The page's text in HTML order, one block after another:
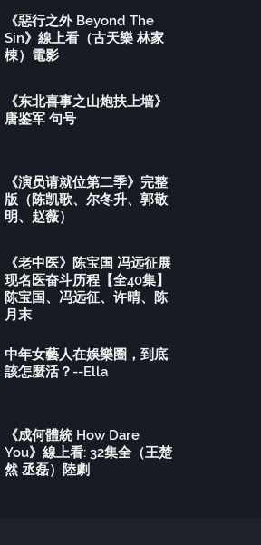
《惡行之外 Beyond The
Sin》線上看（古天樂 林家
棟）電影
《东北喜事之山炮扶上墙》
唐鉴军 句号
《演员请就位第二季》完整
版（陈凯歌、尔冬升、郭敬
明、赵薇）
《老中医》陈宝国 冯远征展
现名医奋斗历程【全40集】
陈宝国、冯远征、许晴、陈
月末
中年女藝人在娛樂圈，到底
該怎麼活？--Ella
《成何體統 How Dare
You》線上看: 32集全（王楚
然 丞磊）陸劇